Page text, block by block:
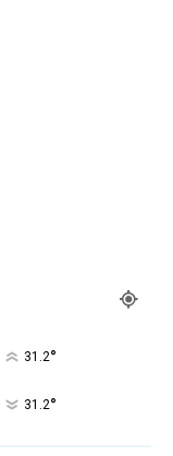
31.2°
31.2°